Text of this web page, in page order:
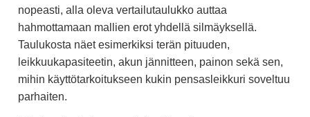
nopeasti, alla oleva vertailutaulukko auttaa
hahmottamaan mallien erot yhdellä silmäyksellä.
Taulukosta näet esimerkiksi terän pituuden,
leikkuukapasiteetin, akun jännitteen, painon sekä sen,
mihin käyttötarkoitukseen kukin pensasleikkuri soveltuu
parhaiten.